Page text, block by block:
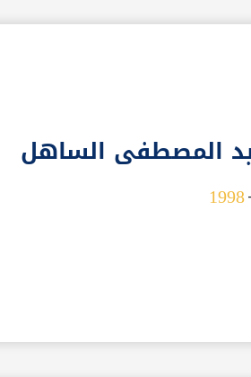
المصطفى الساهل
1998